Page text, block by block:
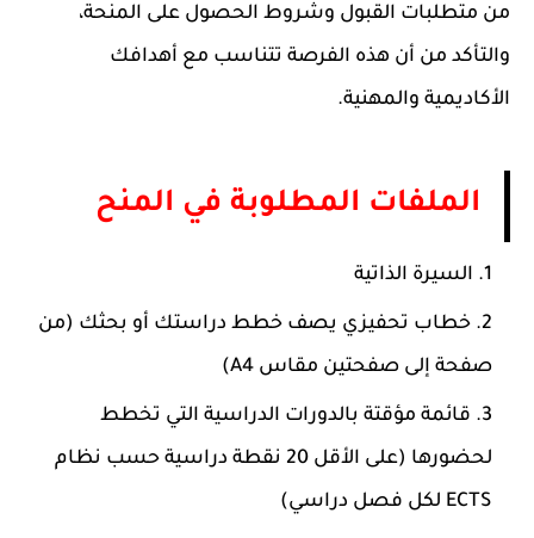
من متطلبات القبول وشروط الحصول على المنحة،
والتأكد من أن هذه الفرصة تتناسب مع أهدافك
الأكاديمية والمهنية.
الملفات المطلوبة في المنح
السيرة الذاتية
خطاب تحفيزي يصف خطط دراستك أو بحثك (من
صفحة إلى صفحتين مقاس A4)
قائمة مؤقتة بالدورات الدراسية التي تخطط
لحضورها (على الأقل 20 نقطة دراسية حسب نظام
ECTS لكل فصل دراسي)